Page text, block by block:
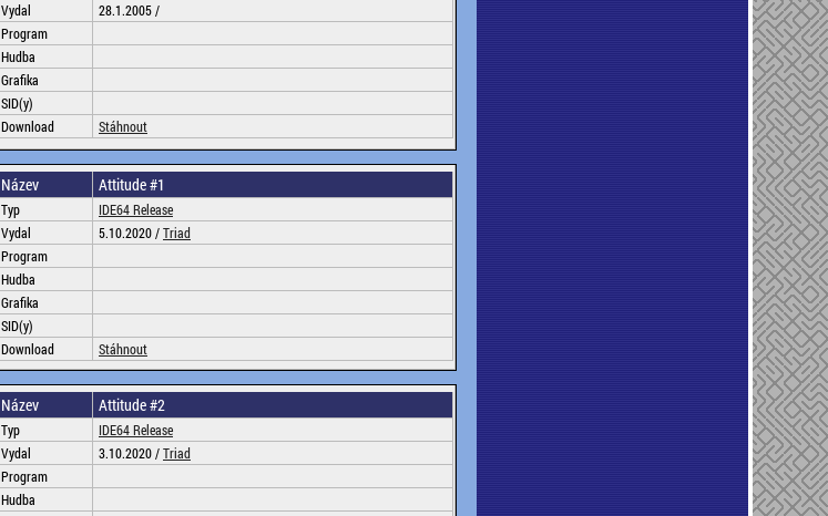
Vydal
28.1.2005 /
Program
Hudba
Grafika
SID(y)
Download
Stáhnout
Název Attitude #1
Typ
IDE64 Release
Vydal
5.10.2020 /Triad
Program
Hudba
Grafika
SID(y)
Download
Stáhnout
Název Attitude #2
Typ
IDE64 Release
Vydal
3.10.2020 /Triad
Program
Hudba